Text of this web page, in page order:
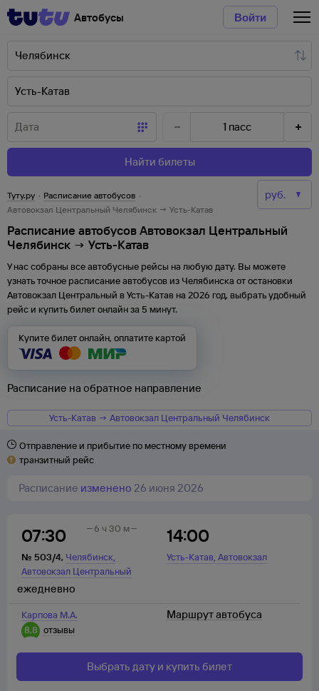
Автобусы Войти
1 пасс
Найти билеты
Туту.ру · Расписание автобусов ·
Автовокзал Центральный Челябинск → Усть-Катав
Расписание автобусов Автовокзал Центральный
Челябинск → Усть-Катав
У нас собраны все автобусные рейсы на любую дату. Вы можете
узнать точное расписание автобусов из Челябинска отостановки
Автовокзал Центральный в Усть-Катав на 2026 год, выбрать удобный
рейс и купить билет онлайн за 5 минут.
Купите билет онлайн, оплатите картой
Расписание на обратное направление
Усть-Катав → Автовокзал Центральный Челябинск
Отправление и прибытие по местному времени
транзитный рейс
Расписание изменено 26 июня 2026
07:30
№ 503/4, Челябинск,
Автовокзал Центральный
14:00
Усть-Катав,Автовокзал
6 ч 30 м
Карпова М.А.
8,8 отзывы
ежедневно
Маршрут автобуса
Выбрать дату и купить билет